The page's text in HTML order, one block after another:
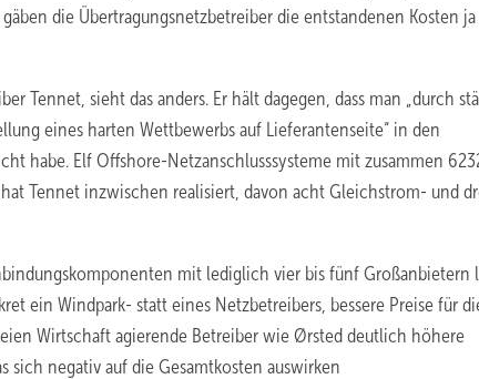
die Übertragungsnetzbetreiber die entstandenen Kosten ja
Tennet, sieht das anders. Er hält dagegen, dass man „durch
eines harten Wettbewerbs auf Lieferantenseite“ in den
habe. Elf Offshore-Netzanschlusssysteme mit zusammen
Tennet inzwischen realisiert, davon acht Gleichstrom- und
mit lediglich vier bis fünf Großanbietern
ein Windpark- statt eines Netzbetreibers, bessere Preise für
Wirtschaft agierende Betreiber wie Ørsted deutlich höhere
sich negativ auf die Gesamtkosten auswirken